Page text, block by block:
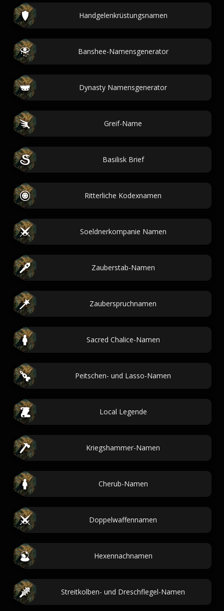
Handgelenkrüstungsnamen
Banshee-Namensgenerator
Dynasty Namensgenerator
Greif-Name
Basilisk Brief
Ritterliche Kodexnamen
Soeldnerkompanie Namen
Zauberstab-Namen
Zauberspruchnamen
Sacred Chalice-Namen
Peitschen- und Lasso-Namen
Local Legende
Kriegshammer-Namen
Cherub-Namen
Doppelwaffennamen
Hexennachnamen
Streitkolben- und Dreschflegel-Namen